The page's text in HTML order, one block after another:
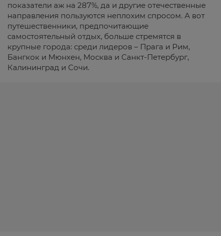
показатели аж на 287%, да и другие отечественные
направления пользуются неплохим спросом. А вот
путешественники, предпочитающие
самостоятельный отдых, больше стремятся в
крупные города: среди лидеров – Прага и Рим,
Бангкок и Мюнхен, Москва и Санкт-Петербург,
Калининград и Сочи.